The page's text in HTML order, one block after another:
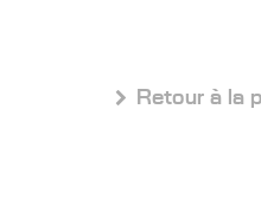
 Retour à la